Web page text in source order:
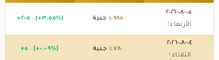
٠٥-٠٨-٢٠٢٦
الأربعاء↑
٥,٩٨٥ .٠٠ جنية + ٢٠٥ .٠٠ (+٣.٥٥%)
٠٤-٠٨-٢٠٢٦
الثلاثاء ↑
٥,٧٨٠ جنية +٥ .٠٠ (+٠.٠٩%)